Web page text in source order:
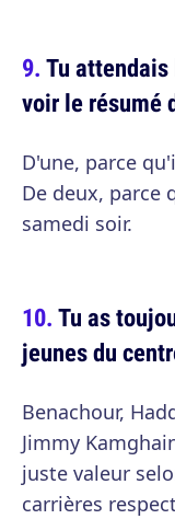
Tu
voir le résumé
D'une, parce
De deux, parce
samedi soir.
Tu as
jeunes du
Benachour,
Jimmy
juste valeur
carrières